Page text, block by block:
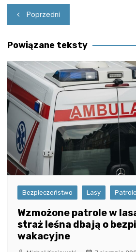
Nawigacja
wpisu
Poprzedni
Powiązane teksty
Bezpieczeństwo Lasy Patrole
Wzmożone patrole w
straż leśna dbają o
wakacyjne